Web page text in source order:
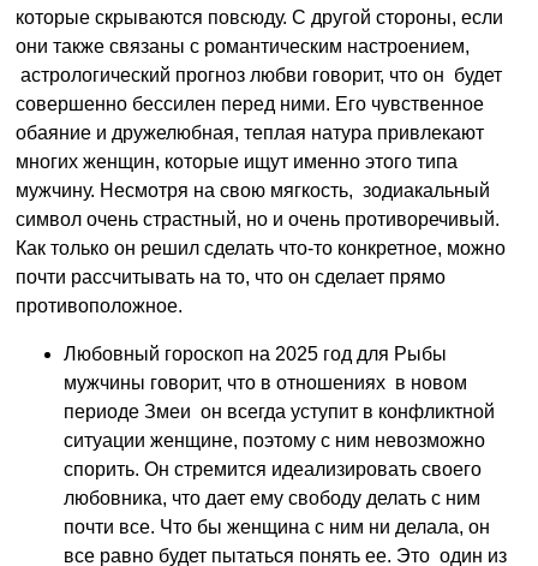
которые скрываются повсюду. С другой стороны, если
они также связаны с романтическим настроением,
астрологический прогноз любви говорит, что он будет
совершенно бессилен перед ними. Его чувственное
обаяние и дружелюбная, теплая натура привлекают
многих женщин, которые ищут именно этого типа
мужчину. Несмотря на свою мягкость, зодиакальный
символ очень страстный, но и очень противоречивый.
Как только он решил сделать что-то конкретное, можно
почти рассчитывать на то, что он сделает прямо
противоположное.
Любовный гороскоп на 2025 год для Рыбы
мужчины говорит, что в отношениях в новом
периоде Змеи он всегда уступит в конфликтной
ситуации женщине, поэтому с ним невозможно
спорить. Он стремится идеализировать своего
любовника, что дает ему свободу делать с ним
почти все. Что бы женщина с ним ни делала, он
все равно будет пытаться понять ее. Это один из